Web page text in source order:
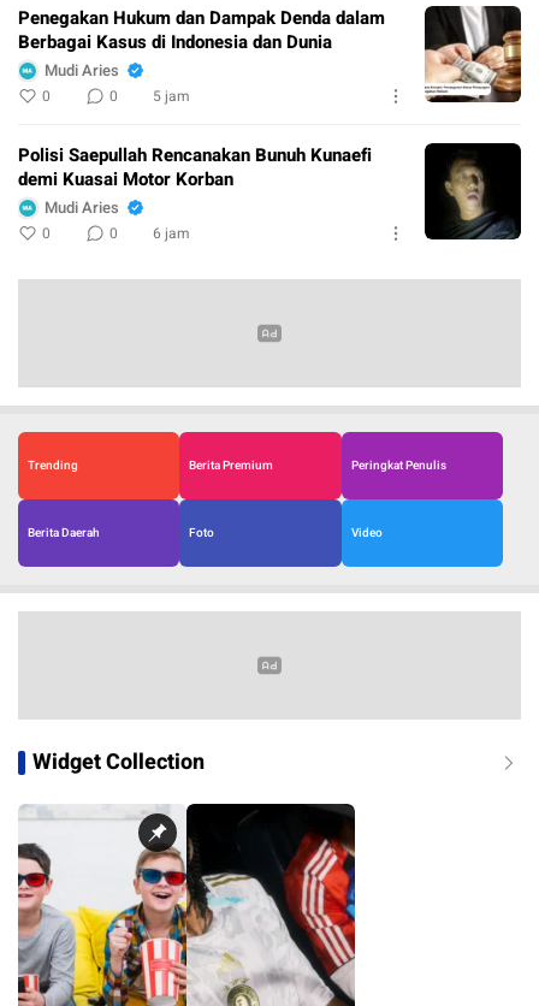
Penegakan Hukum dan Dampak Denda dalam
Berbagai Kasus di Indonesia dan Dunia
Mudi Aries
0 0 5 jam
Polisi Saepullah Rencanakan Bunuh Kunaefi
demi Kuasai Motor Korban
Mudi Aries
0 0 6 jam
Trending Berita Premium Peringkat Penulis
Berita Daerah Foto Video
Widget Collection